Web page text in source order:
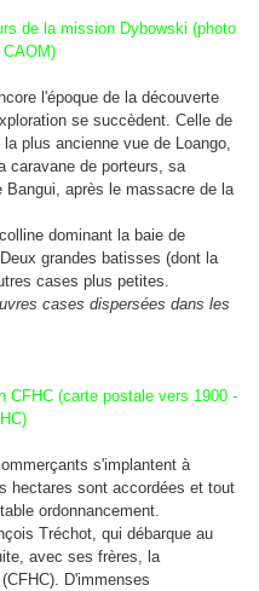
de la mission Dybowski (photo
l'époque de la découverte
se succèdent. Celle de
plus ancienne vue de Loango,
caravane de porteurs, sa
Bangui, après le massacre de la
dominant la baie de
grandes batisses (dont la
cases plus petites.
cases dispersées dans les
CFHC (carte postale vers 1900 -
s'implantent à
hectares sont accordées et tout
ordonnancement.
Tréchot, qui débarque au
avec ses frères, la
D'immenses